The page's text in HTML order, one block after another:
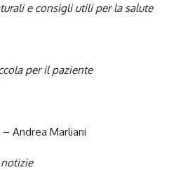
e consigli utili per la salute
per il paziente
Andrea Marliani